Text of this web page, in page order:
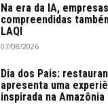
Na era da IA,
compreendidas
LAQI
07/08/2026
Dia dos Pais:
apresenta uma
inspirada na Amazônia